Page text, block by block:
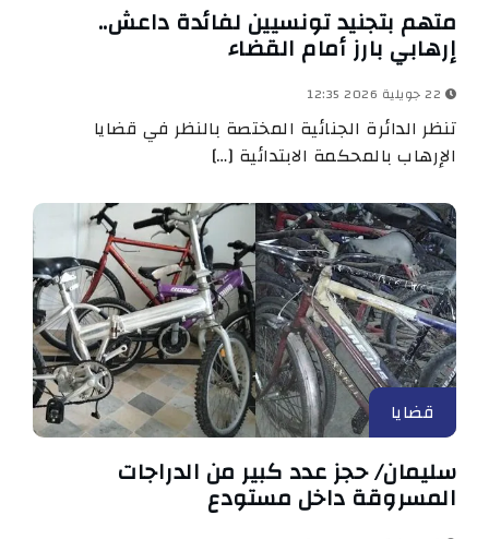
متهم بتجنيد تونسيين لفائدة داعش..
إرهابي بارز أمام القضاء
تنظر الدائرة الجنائية المختصة بالنظر في قضايا
الإرهاب بالمحكمة الابتدائية […]
قضايا
سليمان/ حجز عدد كبير من الدراجات
المسروقة داخل مستودع